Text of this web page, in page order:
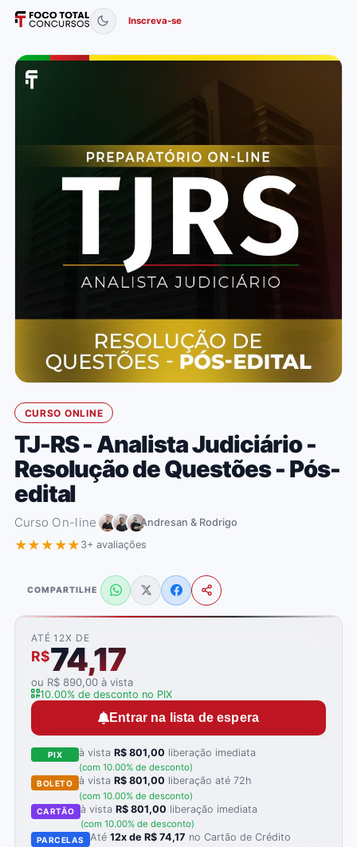
Inscreva-se
CURSO ONLINE
TJ-RS - Analista Judiciário -
Resolução de Questões - Pós-
edital
Curso On-line Andresan & Rodrigo
★★★★★ 3+ avaliações
COMPARTILHE
ATÉ 12X DE
R$74,17
ou R$ 890,00 à vista
10.00% de desconto no PIX
Entrar na lista de espera
PIX à vistaR$ 801,00 liberação imediata
(com 10.00% de desconto)
BOLETO à vistaR$ 801,00 liberação até 72h
(com 10.00% de desconto)
CARTÃO à vista R$ 801,00 liberação imediata
(com 10.00% de desconto)
PARCELAS Até12x de R$ 74,17 no Cartão de Crédito